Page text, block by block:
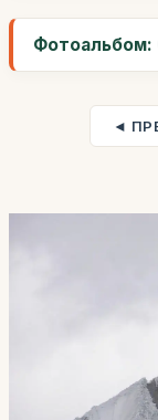
Фотоальбом:
◄